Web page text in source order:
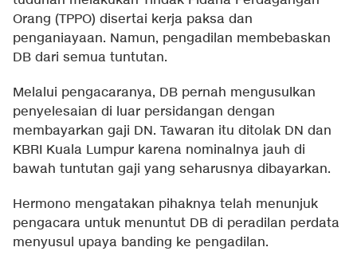
Orang (TPPO) disertai kerja paksa dan
penganiayaan. Namun, pengadilan membebaskan
DB dari semua tuntutan.
Melalui pengacaranya, DB pernah mengusulkan
penyelesaian di luar persidangan dengan
membayarkan gaji DN. Tawaran itu ditolak DN dan
KBRI Kuala Lumpur karena nominalnya jauh di
bawah tuntutan gaji yang seharusnya dibayarkan.
Hermono mengatakan pihaknya telah menunjuk
pengacara untuk menuntut DB di peradilan perdata
menyusul upaya banding ke pengadilan.